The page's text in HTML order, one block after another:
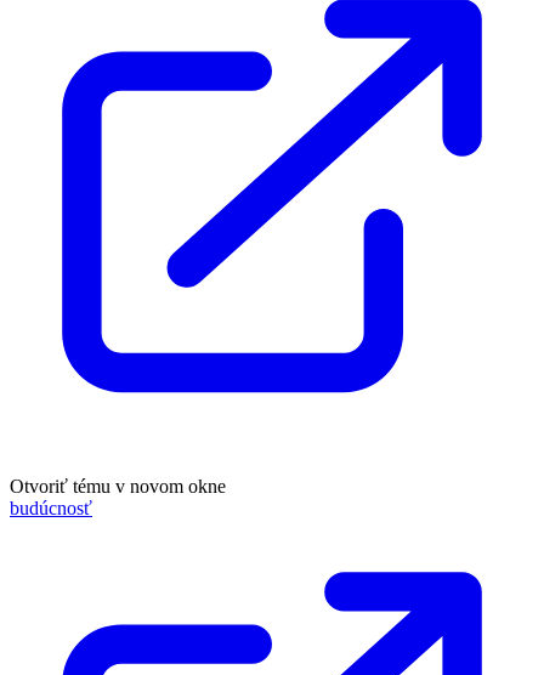
Otvoriť tému v novom okne
budúcnosť